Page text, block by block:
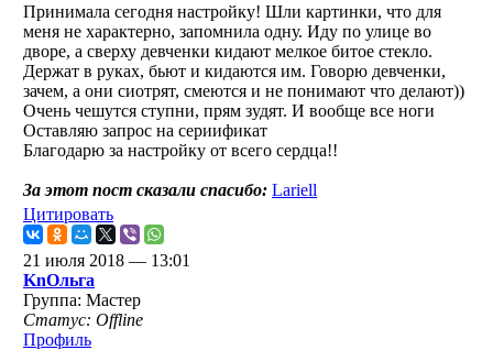
Принимала сегодня настройку! Шли картинки, что для
меня не характерно, запомнила одну. Иду по улице во
дворе, а сверху девченки кидают мелкое битое стекло.
Держат в руках, бьют и кидаются им. Говорю девченки,
зачем, а они сиотрят, смеются и не понимают что делают))
Очень чешутся ступни, прям зудят. И вообще все ноги
Оставляю запрос на сериификат
Благодарю за настройку от всего сердца!!
За этот пост сказали спасибо: Lariell
Цитировать
21 июля 2018 — 13:01
KnОльга
Группа: Мастер
Статус: Offline
Профиль